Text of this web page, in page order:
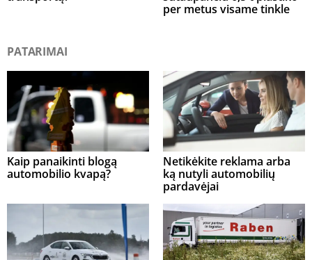
per metus visame tinkle
PATARIMAI
Kaip panaikinti blogą
automobilio kvapą?
Netikėkite reklama arba
ką nutyli automobilių
pardavėjai